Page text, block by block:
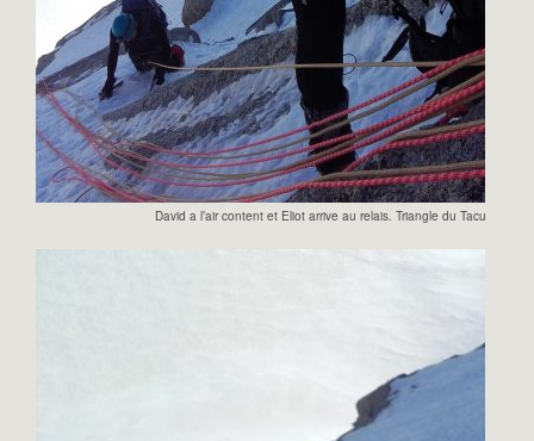
David a l’air content et Eliot arrive au relais. Triangle du Tacul.